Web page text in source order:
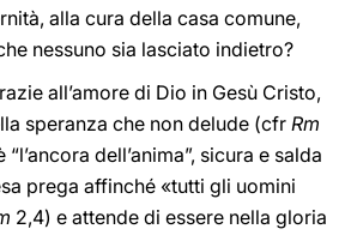
alla cura della casa comune,
nessuno sia lasciato indietro?
all’amore di Dio in Gesù Cristo,
speranza che non delude (cfr Rm
dell’anima”, sicura e salda
prega affinché «tutti gli uomini
2,4) e attende di essere nella gloria